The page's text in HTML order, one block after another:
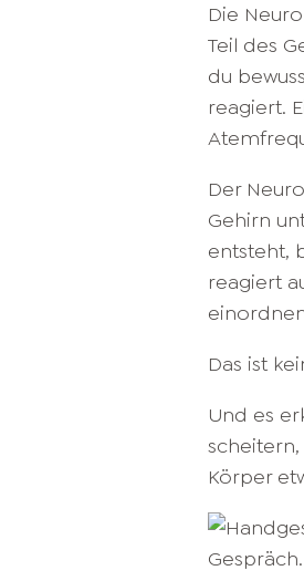
Die
Teil des
du
reagiert.
Der
Gehirn
entsteht,
reagiert
Das ist
Und es
Körper